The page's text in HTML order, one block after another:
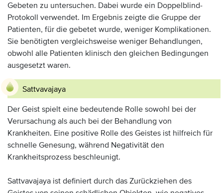
Gebeten zu untersuchen. Dabei wurde ein Doppelblind-
Protokoll verwendet. Im Ergebnis zeigte die Gruppe der
Patienten, für die gebetet wurde, weniger Komplikationen.
Sie benötigten vergleichsweise weniger Behandlungen,
obwohl alle Patienten klinisch den gleichen Bedingungen
ausgesetzt waren.
Sattvavajaya
Der Geist spielt eine bedeutende Rolle sowohl bei der
Verursachung als auch bei der Behandlung von
Krankheiten. Eine positive Rolle des Geistes ist hilfreich für
schnelle Genesung, während Negativität den
Krankheitsprozess beschleunigt.
Sattvavajaya ist definiert durch das Zurückziehen des